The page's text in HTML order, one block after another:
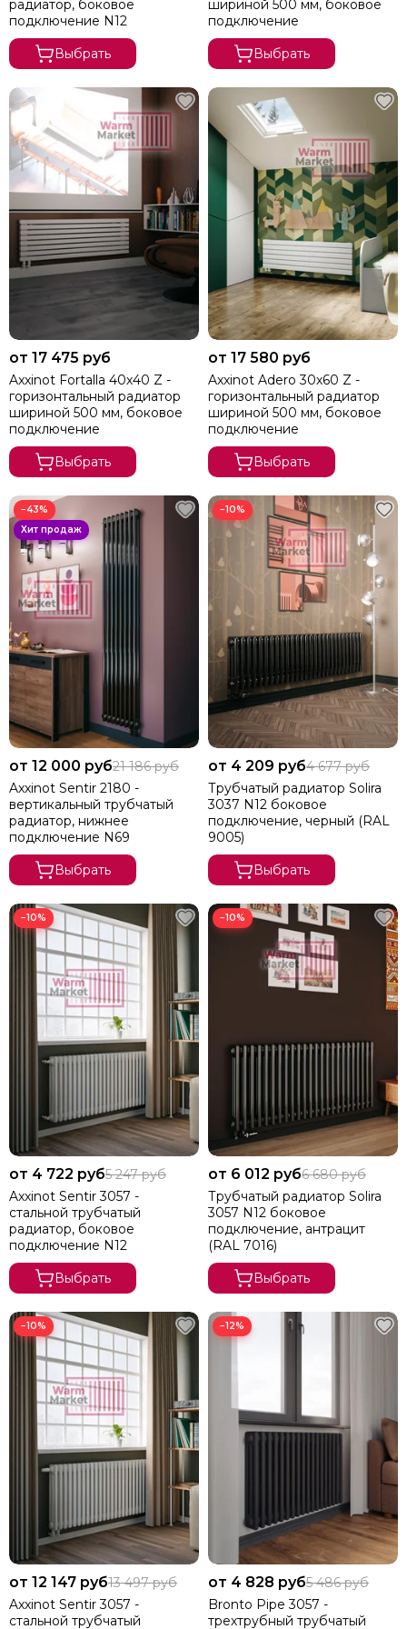
Zehnder
Dia Norm
StrongHot
Steel Hot
Zenith
ЦДМ
Purmo
Unilux
Purmo Delta
Rifar Tubog
Arbonia
КЗТО
Royal Thermo
радиатор, боковое
подключение N12
Выбрать
шириной 500 мм, боковое
подключение
Выбрать
от 17 475 руб
Axxinot Fortalla 40х40 Z -
горизонтальный радиатор
шириной 500 мм, боковое
подключение
Выбрать
от 17 580 руб
Axxinot Adero 30х60 Z -
горизонтальный радиатор
шириной 500 мм, боковое
подключение
Выбрать
−43%
от 12 000 руб21 186 руб
Axxinot Sentir 2180 -
вертикальный трубчатый
радиатор, нижнее
подключение N69
Выбрать
−10%
от 4 209 руб4 677 руб
Трубчатый радиатор Solira
3037 N12 боковое
подключение, черный (RAL
9005)
Выбрать
−10%
от 4 722 руб5 247 руб
Axxinot Sentir 3057 -
стальной трубчатый
радиатор, боковое
подключение N12
Выбрать
−10%
от 6 012 руб6 680 руб
Трубчатый радиатор Solira
3057 N12 боковое
подключение, антрацит
(RAL 7016)
Выбрать
−10%
от 12 147 руб13 497 руб
Axxinot Sentir 3057 -
стальной трубчатый
−12%
от 4 828 руб5 486 руб
Bronto Pipe 3057 -
трехтрубный трубчатый